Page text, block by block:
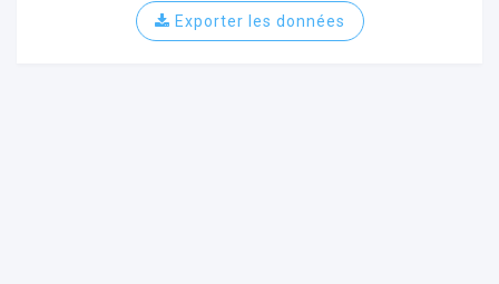
Exporter les données